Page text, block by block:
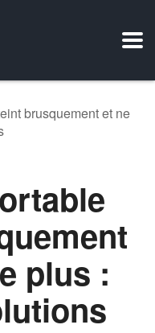
brusquement et ne
plus :